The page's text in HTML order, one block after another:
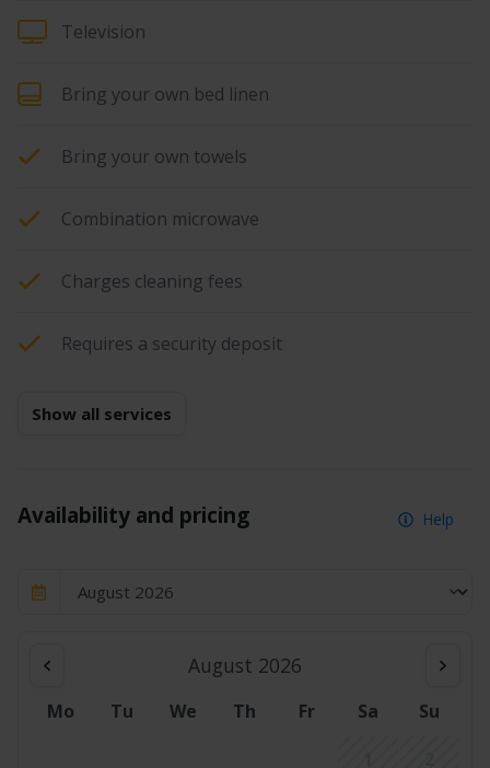
Television
Bring your own bed linen
Bring your own towels
Combination microwave
Charges cleaning fees
Requires a security deposit
Show all services
Availability and pricing Help
August 2026
Mo Tu We Th Fr Sa
Su